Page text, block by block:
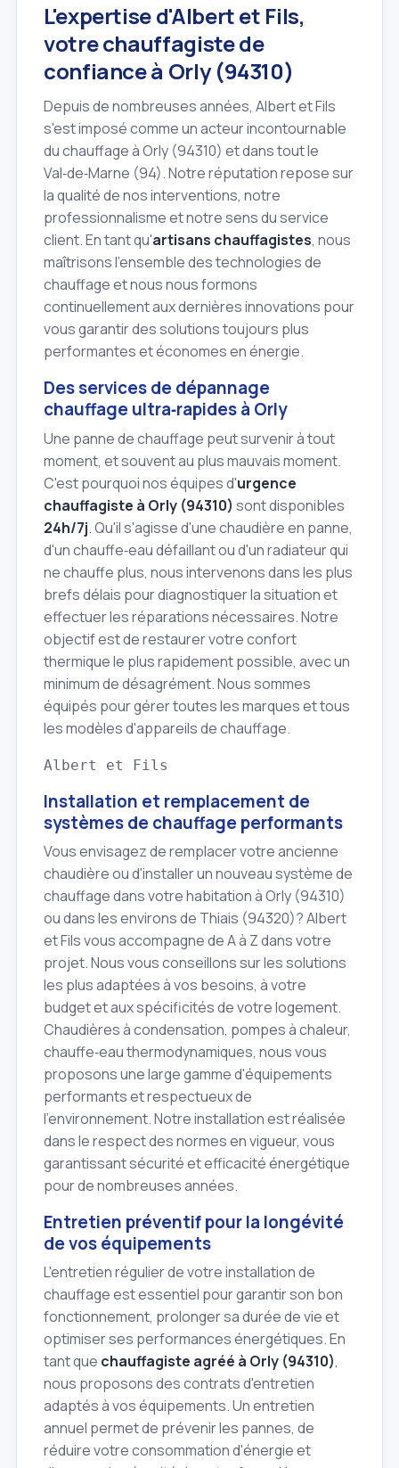
L'expertise d'Albert et Fils,
votre chauffagiste de
confiance à Orly (94310)
Depuis de nombreuses années, Albert et Fils
s'est imposé comme un acteur incontournable
du chauffage à Orly (94310) et dans tout le
Val‑de‑Marne (94). Notre réputation repose sur
la qualité de nos interventions, notre
professionnalisme et notre sens du service
client. En tant qu'artisans chauffagistes, nous
maîtrisons l'ensemble des technologies de
chauffage et nous nous formons
continuellement aux dernières innovations pour
vous garantir des solutions toujours plus
performantes et économes en énergie.
Des services de dépannage
chauffage ultra‑rapides à Orly
Une panne de chauffage peut survenir à tout
moment, et souvent au plus mauvais moment.
C'est pourquoi nos équipes d'urgence
chauffagiste à Orly (94310) sont disponibles
24h/7j. Qu'il s'agisse d'une chaudière en panne,
d'un chauffe‑eau défaillant ou d'un radiateur qui
ne chauffe plus, nous intervenons dans les plus
brefs délais pour diagnostiquer la situation et
effectuer les réparations nécessaires. Notre
objectif est de restaurer votre confort
thermique le plus rapidement possible, avec un
minimum de désagrément. Nous sommes
équipés pour gérer toutes les marques et tous
les modèles d'appareils de chauffage.
Albert et Fils
Installation et remplacement de
systèmes de chauffage performants
Vous envisagez de remplacer votre ancienne
chaudière ou d'installer un nouveau système de
chauffage dans votre habitation à Orly (94310)
ou dans les environs de Thiais (94320)? Albert
et Fils vous accompagne de A à Z dans votre
projet. Nous vous conseillons sur les solutions
les plus adaptées à vos besoins, à votre
budget et aux spécificités de votre logement.
Chaudières à condensation, pompes à chaleur,
chauffe‑eau thermodynamiques, nous vous
proposons une large gamme d'équipements
performants et respectueux de
l'environnement. Notre installation est réalisée
dans le respect des normes en vigueur, vous
garantissant sécurité et efficacité énergétique
pour de nombreuses années.
Entretien préventif pour la longévité
de vos équipements
L'entretien régulier de votre installation de
chauffage est essentiel pour garantir son bon
fonctionnement, prolonger sa durée de vie et
optimiser ses performances énergétiques. En
tant que chauffagiste agréé à Orly (94310),
nous proposons des contrats d'entretien
adaptés à vos équipements. Un entretien
annuel permet de prévenir les pannes, de
réduire votre consommation d'énergie et